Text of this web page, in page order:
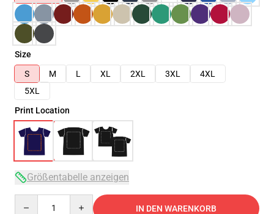
Size
S
M L XL 2XL 3XL
4XL
5XL
Print Location
Größentabelle anzeigen
IN DEN WARENKORB